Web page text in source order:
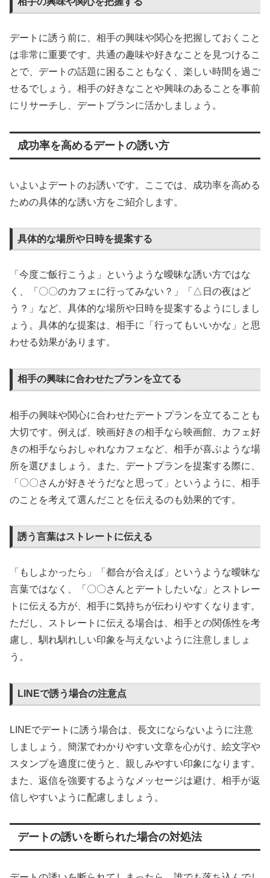
デートに誘う前に、相手の興味や関心を把握しておくこと
は非常に重要です。共通の趣味や好きなことを見つけるこ
とで、デートの話題に困ることもなく、楽しい時間を過ご
せるでしょう。相手の好きなことや興味のあることを事前
にリサーチし、デートプランに活かしましょう。
成功率を高めるデートの誘い方
いよいよデートのお誘いです。ここでは、成功率を高める
ための具体的な誘い方をご紹介します。
具体的な場所や日時を提案する
「今度ご飯行こうよ」というような曖昧な誘い方ではな
く、「〇〇のカフェに行ってみない？」「△日の夜はど
う？」など、具体的な場所や日時を提案するようにしまし
ょう。具体的な提案は、相手に「行ってもいいかな」と思
わせる効果があります。
相手の興味に合わせたプランを立てる
相手の興味や関心に合わせたデートプランを立てることも
大切です。例えば、映画好きの相手なら映画館、カフェ好
きの相手ならおしゃれなカフェなど、相手が喜ぶような場
所を選びましょう。また、デートプランを提案する際に、
「〇〇さんが好きそうだなと思って」というように、相手
のことを考えて選んだことを伝えるのも効果的です。
誘う言葉はストレートに伝える
「もしよかったら」「都合が合えば」というような曖昧な
言葉ではなく、「〇〇さんとデートしたいな」とストレー
トに伝える方が、相手に気持ちが伝わりやすくなります。
ただし、ストレートに伝える場合は、相手との関係性を考
慮し、馴れ馴れしい印象を与えないように注意しましょ
う。
LINEで誘う場合の注意点
LINEでデートに誘う場合は、長文にならないように注意
しましょう。簡潔でわかりやすい文章を心がけ、絵文字や
スタンプを適度に使うと、親しみやすい印象になります。
また、返信を強要するようなメッセージは避け、相手が返
信しやすいように配慮しましょう。
デートの誘いを断られた場合の対処法